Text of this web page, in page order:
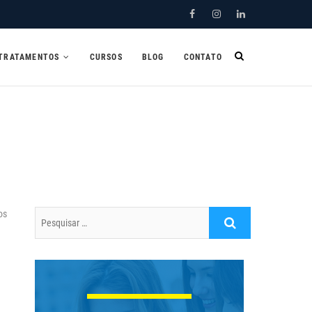
FacebookInstagramLinkedin
CURSOS BLOG CONTATO
Pesquisar